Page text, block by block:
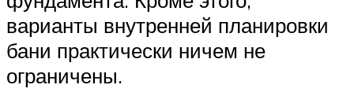
варианты внутренней планировки
бани практически ничем не
ограничены.